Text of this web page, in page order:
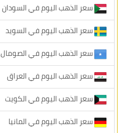
سعر الذهب اليوم في السودان
سعر الذهب اليوم في السويد
سعر الذهب اليوم في الصومال
سعر الذهب اليوم في العراق
سعر الذهب اليوم في الكويت
سعر الذهب اليوم في المانيا